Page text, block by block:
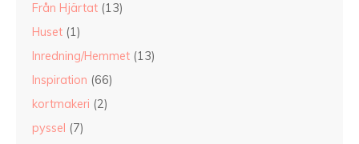
Från Hjärtat (13)
Huset (1)
Inredning/Hemmet (13)
Inspiration (66)
kortmakeri (2)
pyssel (7)